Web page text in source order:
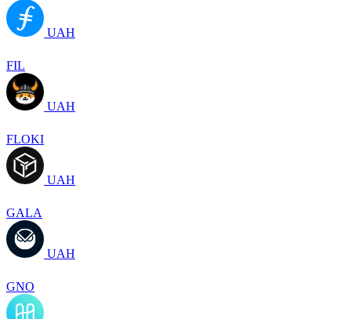
UAH
FIL
UAH
FLOKI
UAH
GALA
UAH
GNO